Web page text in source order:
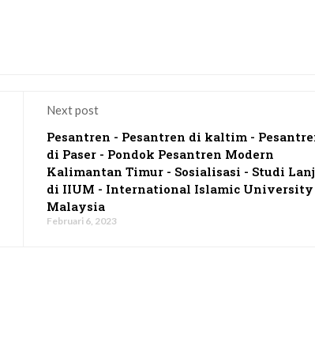
Next post
Pesantren - Pesantren di kaltim -
di Paser - Pondok Pesantren Modern
Kalimantan Timur - Sosialisasi - Studi
di IIUM - International Islamic
Malaysia
Februari 6, 2023